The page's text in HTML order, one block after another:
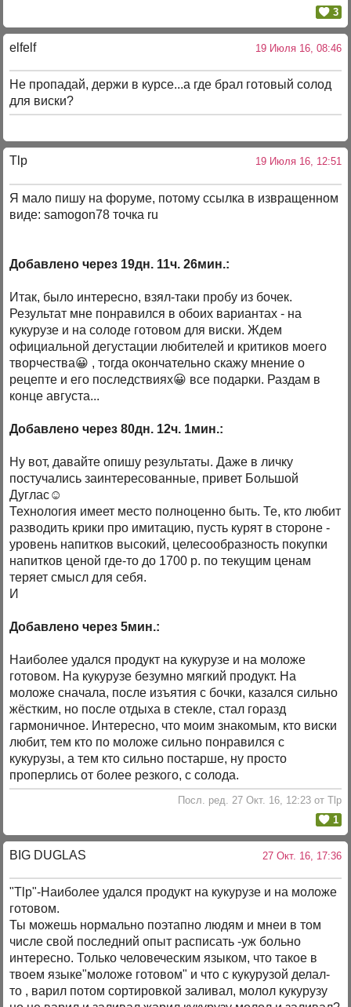
3
elfelf 19 Июля 16, 08:46
Не пропадай, держи в курсе...а где брал готовый солод
для виски?
Tlp 19 Июля 16, 12:51
Я мало пишу на форуме, потому ссылка в извращенном
виде: samogon78 точка ru
Добавлено через 19дн. 11ч. 26мин.:
Итак, было интересно, взял-таки пробу из бочек.
Результат мне понравился в обоих вариантах - на
кукурузе и на солоде готовом для виски. Ждем
официальной дегустации любителей и критиков моего
творчества😀 , тогда окончательно скажу мнение о
рецепте и его последствиях😀 все подарки. Раздам в
конце августа...
Добавлено через 80дн. 12ч. 1мин.:
Ну вот, давайте опишу результаты. Даже в личку
постучались заинтересованные, привет Большой
Дуглас☺
Технология имеет место полноценно быть. Те, кто любит
разводить крики про имитацию, пусть курят в стороне -
уровень напитков высокий, целесообразность покупки
напитков ценой где-то до 1700 р. по текущим ценам
теряет смысл для себя.
И
Добавлено через 5мин.:
Наиболее удался продукт на кукурузе и на моложе
готовом. На кукурузе безумно мягкий продукт. На
моложе сначала, после изъятия с бочки, казался сильно
жёстким, но после отдыха в стекле, стал горазд
гармоничное. Интересно, что моим знакомым, кто виски
любит, тем кто по моложе сильно понравился с
кукурузы, а тем кто сильно постарше, ну просто
проперлись от более резкого, с солода.
Посл. ред. 27 Окт. 16, 12:23 от Tlp
1
BIG DUGLAS 27 Окт. 16, 17:36
"Tlp"-Наиболее удался продукт на кукурузе и на моложе
готовом.
Ты можешь нормально поэтапно людям и мнеи в том
числе свой последний опыт расписать -уж больно
интересно. Только человеческим языком, что такое в
твоем языке"моложе готовом" и что с кукурузой делал-
то , варил потом сортировкой заливал, молол кукурузу